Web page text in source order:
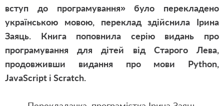
вступ до програмування» було перекладено
українською мовою, переклад здійснила Ірина
Заяць. Книга поповнила серію видань про
програмування для дітей від Старого Лева,
продовживши видання про мови Python,
JavaScript і Scratch.